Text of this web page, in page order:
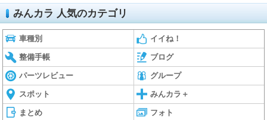
みんカラ 人気のカテゴリ
車種別 イイね！
整備手帳 ブログ
パーツレビュー グループ
スポット みんカラ＋
まとめ フォト